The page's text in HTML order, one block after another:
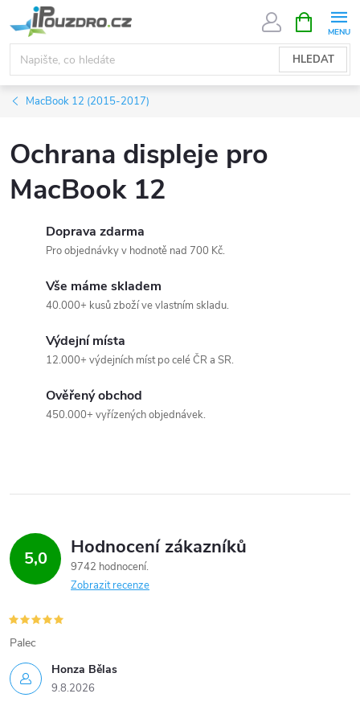
na
obsah
HLEDAT
NÁKUPNÍ
KOŠÍK
MacBook 12 (2015-2017)
Ochrana displeje pro
MacBook 12
Doprava zdarma
Pro objednávky v hodnotě nad 700 Kč.
Vše máme skladem
40.000+ kusů zboží ve vlastním skladu.
Výdejní místa
12.000+ výdejních míst po celé ČR a SR.
Ověřený obchod
450.000+ vyřízených objednávek.
5,0 Hodnocení zákazníků
9742 hodnocení
Zobrazit recenze
Honza Bělas
9.8.2026
Palec